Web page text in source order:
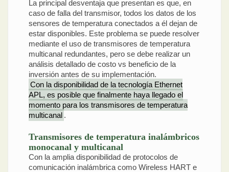
La principal desventaja que presentan es que, en
caso de falla del transmisor, todos los datos de los
sensores de temperatura conectados a él dejan de
estar disponibles. Este problema se puede resolver
mediante el uso de transmisores de temperatura
multicanal redundantes, pero se debe realizar un
análisis detallado de costo vs beneficio de la
inversión antes de su implementación.
Con la disponibilidad de la tecnología Ethernet
APL, es posible que finalmente haya llegado el
momento para los transmisores de temperatura
multicanal .
Transmisores de temperatura inalámbricos
monocanal y multicanal
Con la amplia disponibilidad de protocolos de
comunicación inalámbrica como Wireless HART e